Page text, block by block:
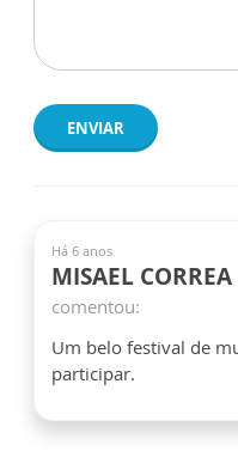
ENVIAR
Há 6 anos
MISAEL
comentou:
Um belo festival de
participar.